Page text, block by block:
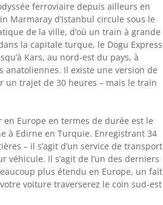
ferroviaire depuis ailleurs en
Marmaray d’Istanbul circule sous le
de la ville, d’où un train à grande
la capitale turque, le Dogu Express
Kars, au nord-est du pays, à
anatoliennes. Il existe une version de
trajet de 30 heures – mais le train
Europe en termes de durée est le
à Edirne en Turquie. Enregistrant 34
– il s’agit d’un service de transport
Il s’agit de l’un des derniers
plus étendu en Europe, un fait
voiture traverserez le coin sud-est